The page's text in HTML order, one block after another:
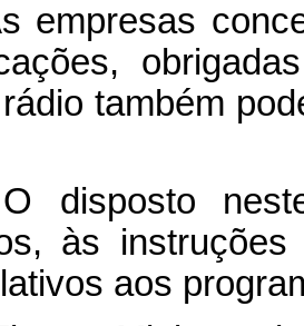
empresas
também
disposto
às
aos